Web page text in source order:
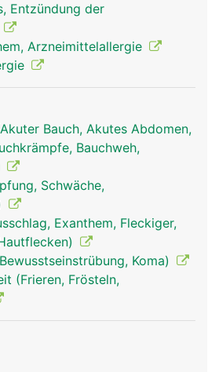
Entzündung der
Arzneimittelallergie
Bauch, Akutes Abdomen,
Bauchweh,
Schwäche,
Exanthem, Fleckiger,
Koma)
(Frieren, Frösteln,